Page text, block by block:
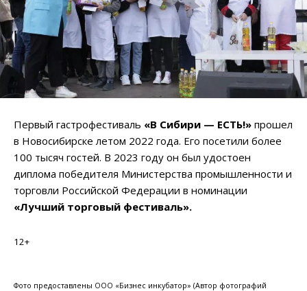
Первый гастрофестиваль «В Сибири — ЕСТЬ!» прошел
в Новосибирске летом 2022 года. Его посетили более
100 тысяч гостей. В 2023 году он был удостоен
диплома победителя Министерства промышленности и
торговли Российской Федерации в номинации
«Лучший торговый фестиваль».
12+
Фото предоставлены ООО «Бизнес инкубатор» (Автор фотографий